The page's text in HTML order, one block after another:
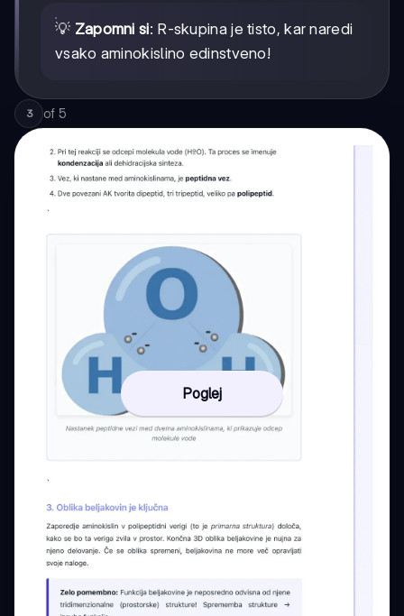
💡 Zapomni si: R-skupina je tisto, kar naredi
vsako aminokislino edinstveno!
3 of 5
Poglej